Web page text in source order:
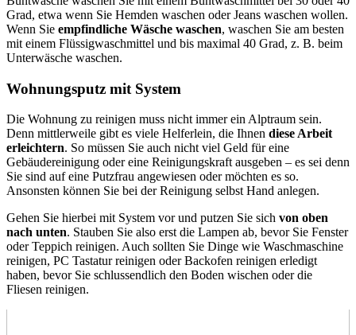
Grad, etwa wenn Sie Hemden waschen oder Jeans waschen wollen.
Wenn Sie empfindliche Wäsche waschen, waschen Sie am besten
mit einem Flüssigwaschmittel und bis maximal 40 Grad, z. B. beim
Unterwäsche waschen.
Wohnungsputz mit System
Die Wohnung zu reinigen muss nicht immer ein Alptraum sein.
Denn mittlerweile gibt es viele Helferlein, die Ihnen diese Arbeit
erleichtern. So müssen Sie auch nicht viel Geld für eine
Gebäudereinigung oder eine Reinigungskraft ausgeben – es sei denn
Sie sind auf eine Putzfrau angewiesen oder möchten es so.
Ansonsten können Sie bei der Reinigung selbst Hand anlegen.
Gehen Sie hierbei mit System vor und putzen Sie sich von oben
nach unten. Stauben Sie also erst die Lampen ab, bevor Sie Fenster
oder Teppich reinigen. Auch sollten Sie Dinge wie Waschmaschine
reinigen, PC Tastatur reinigen oder Backofen reinigen erledigt
haben, bevor Sie schlussendlich den Boden wischen oder die
Fliesen reinigen.